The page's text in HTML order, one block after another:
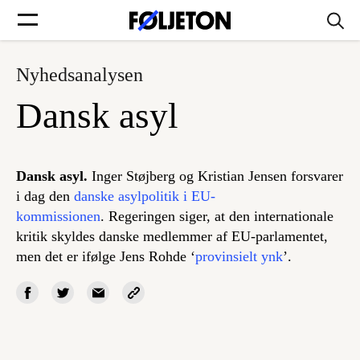
Forsider
Føljetoner
Søg
Nyhedsanalysen
Dansk asyl
Dansk asyl. Inger Støjberg og Kristian Jensen forsvarer
i dag den danske asylpolitik i EU-
kommissionen. Regeringen siger, at den internationale
kritik skyldes danske medlemmer af EU-parlamentet,
men det er ifølge Jens Rohde ‘provinsielt ynk’.